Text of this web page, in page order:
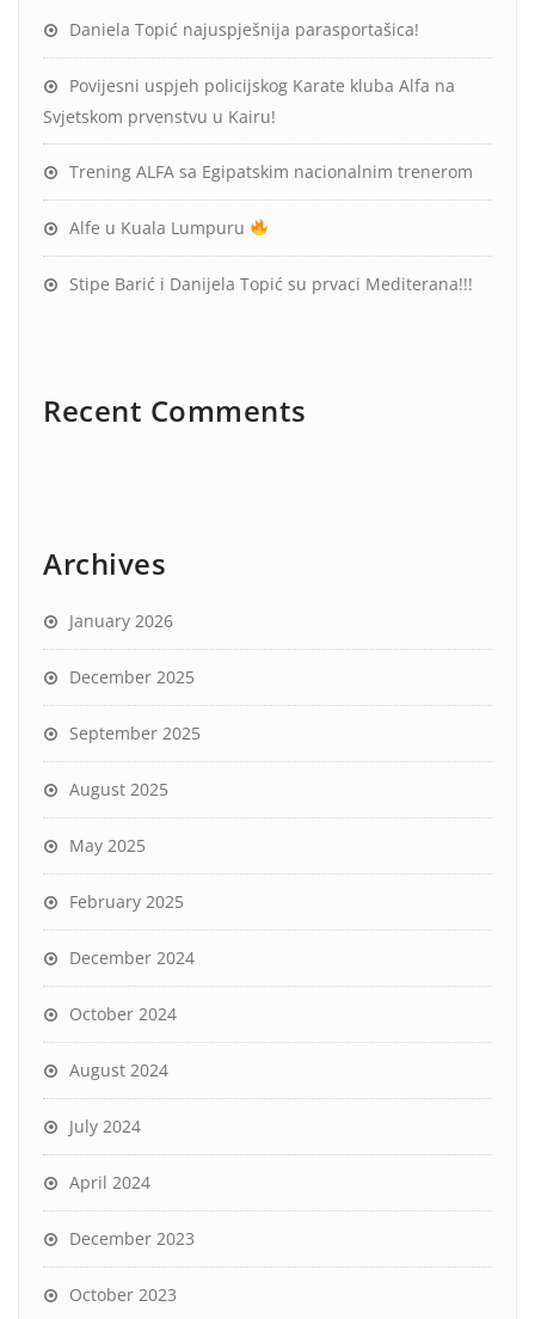
Daniela Topić najuspješnija parasportašica!
Povijesni uspjeh policijskog Karate kluba Alfa na
Svjetskom prvenstvu u Kairu!
Trening ALFA sa Egipatskim nacionalnim trenerom
Alfe u Kuala Lumpuru
Stipe Barić i Danijela Topić su prvaci Mediterana!!!
Recent Comments
Archives
January 2026
December 2025
September 2025
August 2025
May 2025
February 2025
December 2024
October 2024
August 2024
July 2024
April 2024
December 2023
October 2023